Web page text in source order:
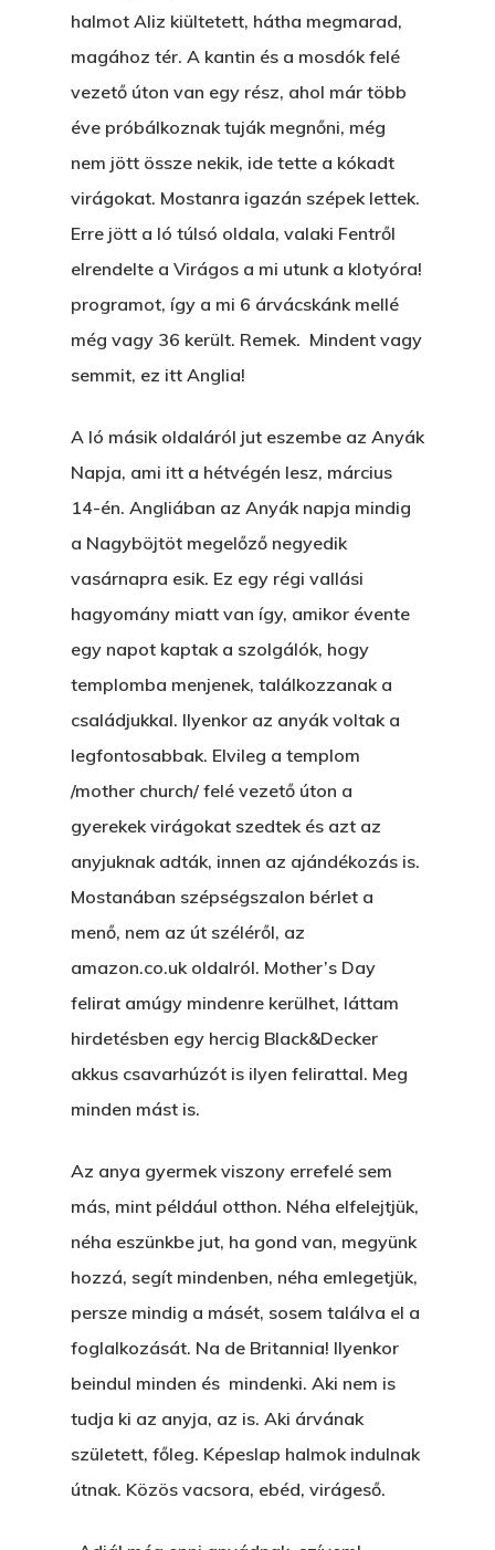
halmot Aliz kiültetett, hátha megmarad,
magához tér. A kantin és a mosdók felé
vezető úton van egy rész, ahol már több
éve próbálkoznak tuják megnőni, még
nem jött össze nekik, ide tette a kókadt
virágokat. Mostanra igazán szépek lettek.
Erre jött a ló túlsó oldala, valaki Fentről
elrendelte a Virágos a mi utunk a klotyóra!
programot, így a mi 6 árvácskánk mellé
még vagy 36 került. Remek. Mindent vagy
semmit, ez itt Anglia!
A ló másik oldaláról jut eszembe az Anyák
Napja, ami itt a hétvégén lesz, március
14-én. Angliában az Anyák napja mindig
a Nagyböjtöt megelőző negyedik
vasárnapra esik. Ez egy régi vallási
hagyomány miatt van így, amikor évente
egy napot kaptak a szolgálók, hogy
templomba menjenek, találkozzanak a
családjukkal. Ilyenkor az anyák voltak a
legfontosabbak. Elvileg a templom
/mother church/ felé vezető úton a
gyerekek virágokat szedtek és azt az
anyjuknak adták, innen az ajándékozás is.
Mostanában szépségszalon bérlet a
menő, nem az út széléről, az
amazon.co.uk oldalról. Mother’s Day
felirat amúgy mindenre kerülhet, láttam
hirdetésben egy hercig Black&Decker
akkus csavarhúzót is ilyen felirattal. Meg
minden mást is.
Az anya gyermek viszony errefelé sem
más, mint például otthon. Néha elfelejtjük,
néha eszünkbe jut, ha gond van, megyünk
hozzá, segít mindenben, néha emlegetjük,
persze mindig a másét, sosem találva el a
foglalkozását. Na de Britannia! Ilyenkor
beindul minden és mindenki. Aki nem is
tudja ki az anyja, az is. Aki árvának
született, főleg. Képeslap halmok indulnak
útnak. Közös vacsora, ebéd, virágeső.
Főoldal
Könyveim
A Veszett Ügy
Szerelem És…
A Jóember
A Vér Nem Válik Vízzé
Ajándék – Karácsonyi
Történetek
Novellák
Álomszekrény
Eltojtuk Nyuszi
EGY LAKTANYÁT,
A PESTIA
Az Elveszett Fejezet
Rólam
Blog
Bristolt Látni
Feliratkozás
Kapcsolat
Bakker Gyuri